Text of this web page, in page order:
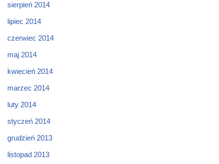
sierpień 2014
lipiec 2014
czerwiec 2014
maj 2014
kwiecień 2014
marzec 2014
luty 2014
styczeń 2014
grudzień 2013
listopad 2013